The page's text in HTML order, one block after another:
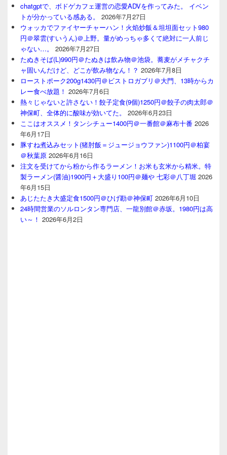
chatgptで、ボドゲカフェ運営の恋愛ADVを作ってみた。 イベン
トが分かっている感ある。
2026年7月27日
ウォッカでファイヤーチャーハン！火焰炒飯＆坦坦面セット980
円＠翠雲(すいうん)＠上野。量がめっちゃ多くて絶対に一人前じ
ゃない…。
2026年7月27日
たぬきそば(L)990円＠たぬきは飲み物＠池袋。蕎麦がメチャクチ
ャ固いんだけど、どこが飲み物なん！？ 2026年7月8日
ローストポーク200g1430円＠ビストロガブリ＠大門、13時からカ
レー食べ放題！ 2026年7月6日
熱々じゃないと許さない！餃子定食(9個)1250円＠餃子の肉太郎＠
神保町、全体的に酸味が効いてた。
2026年6月23日
ここはオススメ！タンシチュー1400円＠一番館＠麻布十番 2026
年6月17日
豚すね煮込みセット(猪肘飯＝ジュージョウファン)1100円＠柏宴
＠秋葉原 2026年6月16日
注文を受けてから粉から作るラーメン！お米も玄米から精米。特
製ラーメン(醤油)1900円＋大盛り100円＠麺や 七彩＠八丁堀 2026
年6月15日
あじたたき大盛定食1500円＠ひげ勘＠神保町 2026年6月10日
24時間営業のソルロンタン専門店、一龍別館＠赤坂。1980円は高
い～！ 2026年6月2日